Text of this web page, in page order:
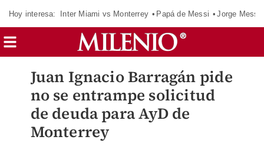
Hoy interesa: Inter Miami vs Monterrey Papá de Messi Jorge Messi
Juan Ignacio Barragán pide
no se entrampe solicitud
de deuda para AyD de
Monterrey